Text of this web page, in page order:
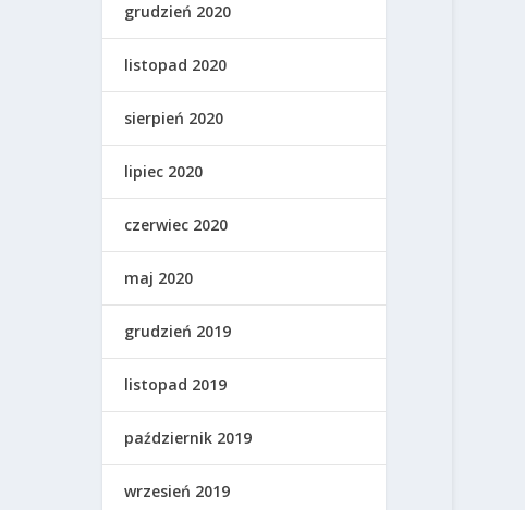
grudzień 2020
listopad 2020
sierpień 2020
lipiec 2020
czerwiec 2020
maj 2020
grudzień 2019
listopad 2019
październik 2019
wrzesień 2019